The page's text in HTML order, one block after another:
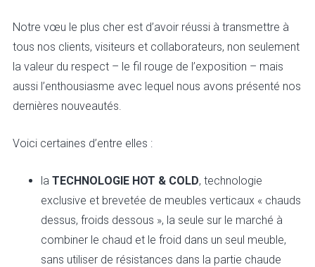
Notre vœu le plus cher est d’avoir réussi à transmettre à
tous nos clients, visiteurs et collaborateurs, non seulement
la valeur du respect – le fil rouge de l’exposition – mais
aussi l’enthousiasme avec lequel nous avons présenté nos
dernières nouveautés.
Voici certaines d’entre elles :
la TECHNOLOGIE HOT & COLD, technologie
exclusive et brevetée de meubles verticaux « chauds
dessus, froids dessous », la seule sur le marché à
combiner le chaud et le froid dans un seul meuble,
sans utiliser de résistances dans la partie chaude